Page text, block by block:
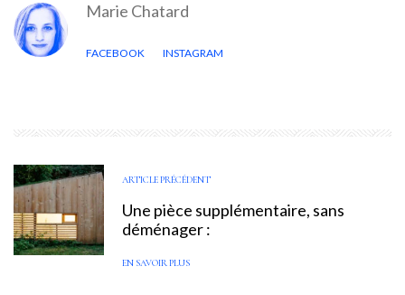
Marie Chatard
FACEBOOK INSTAGRAM
ARTICLE PRÉCÉDENT
Une pièce supplémentaire, sans
déménager :
EN SAVOIR PLUS